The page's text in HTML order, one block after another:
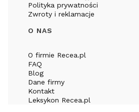
Polityka prywatności
Zwroty i reklamacje
O NAS
O firmie Recea.pl
FAQ
Blog
Dane firmy
Kontakt
Leksykon Recea.pl